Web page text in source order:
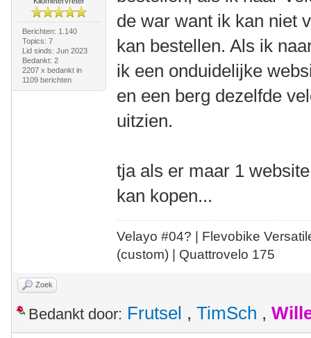
Berichten: 1.140
Topics: 7
Lid sinds: Jun 2023
Bedankt: 2
2207 x bedankt in
1109 berichten
de war want ik kan niet
kan bestellen. Als ik
ik een onduidelijke
en een berg dezelfde
uitzien.
tja als er maar 1
kan kopen...
Velayo #04? | Flevobike
(custom) | Quattrovelo 175
Zoek
Bedankt door: Frutsel , TimSch ,